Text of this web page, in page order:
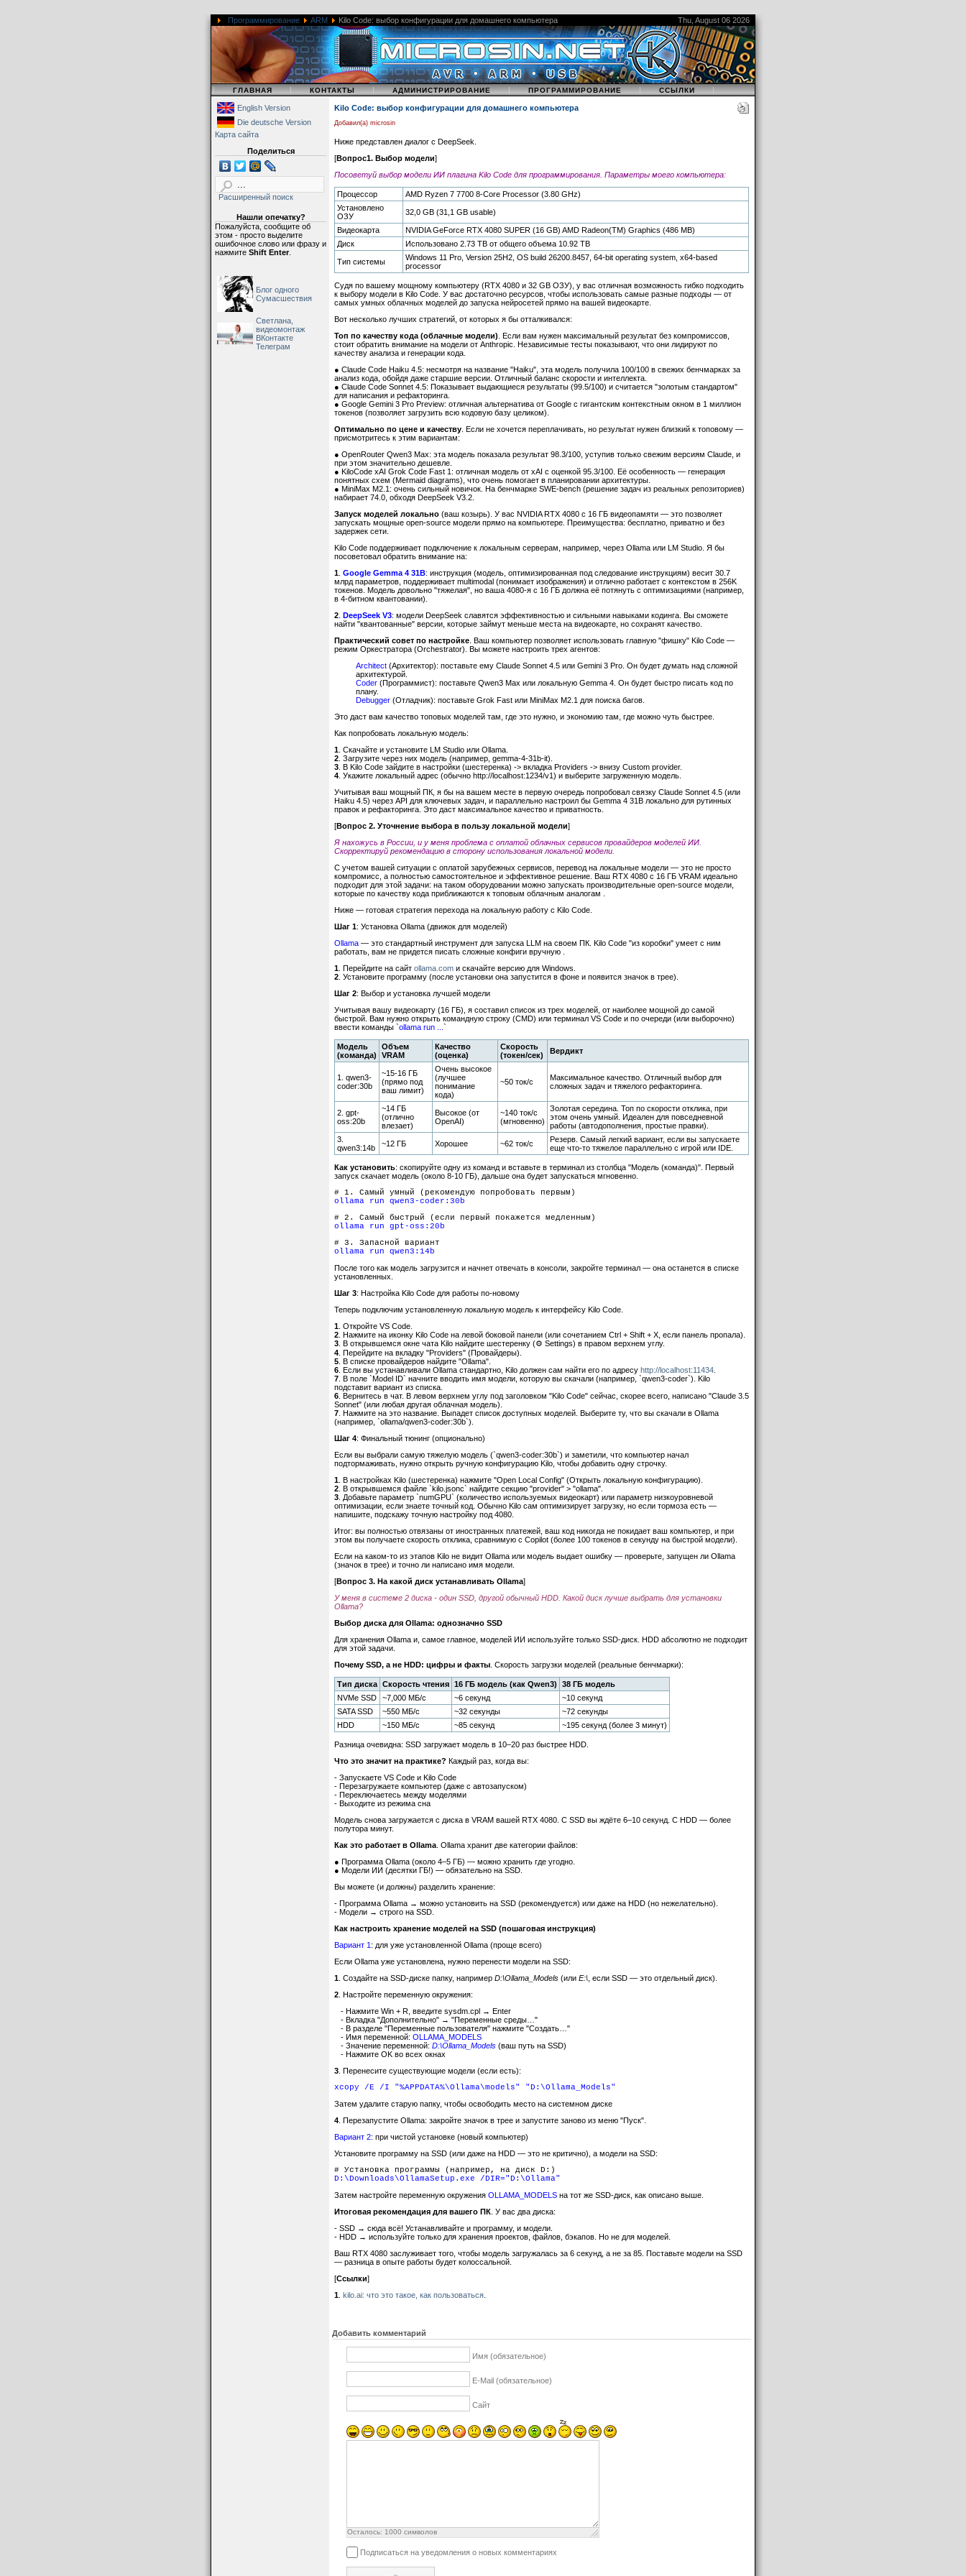
Программирование ARM Kilo Code: выбор конфигурации для домашнего компьютера Thu, August 06 2026
| ГЛАВНАЯ | КОНТАКТЫ | АДМИНИСТРИРОВАНИЕ | ПРОГРАММИРОВАНИЕ | ССЫЛКИ |
English Version
Die deutsche Version
Карта сайта
Поделиться
Расширенный поиск
Нашли опечатку?
Пожалуйста, сообщите об
этом - просто выделите
ошибочное слово или фразу и
нажмите Shift Enter.
Блог одного
Сумасшествия
Светлана,
видеомонтаж
ВКонтакте
Телеграм
Kilo Code: выбор конфигурации для домашнего компьютера
Добавил(а) microsin
Ниже представлен диалог с DeepSeek.
[Вопрос1. Выбор модели]
Посоветуй выбор модели ИИ плагина Kilo Code для программирования. Параметры моего компьютера:
Процессор
AMD Ryzen 7 7700 8-Core Processor (3.80 GHz)
Установлено
ОЗУ
32,0 GB (31,1 GB usable)
Видеокарта
NVIDIA GeForce RTX 4080 SUPER (16 GB) AMD Radeon(TM) Graphics (486 MB)
Диск
Использовано 2.73 TB от общего объема 10.92 TB
Тип системы
Windows 11 Pro, Version 25H2, OS build 26200.8457, 64-bit operating system, x64-based
processor
Судя по вашему мощному компьютеру (RTX 4080 и 32 GB ОЗУ), у вас отличная возможность гибко подходить
к выбору модели в Kilo Code. У вас достаточно ресурсов, чтобы использовать самые разные подходы — от
самых умных облачных моделей до запуска нейросетей прямо на вашей видеокарте.
Вот несколько лучших стратегий, от которых я бы отталкивался:
Топ по качеству кода (облачные модели) . Если вам нужен максимальный результат без компромиссов,
стоит обратить внимание на модели от Anthropic. Независимые тесты показывают, что они лидируют по
качеству анализа и генерации кода.
● Claude Code Haiku 4.5: несмотря на название "Haiku", эта модель получила 100/100 в свежих бенчмарках за
анализ кода, обойдя даже старшие версии. Отличный баланс скорости и интеллекта.
● Claude Code Sonnet 4.5: Показывает выдающиеся результаты (99.5/100) и считается "золотым стандартом"
для написания и рефакторинга.
● Google Gemini 3 Pro Preview: отличная альтернатива от Google с гигантским контекстным окном в 1 миллион
токенов (позволяет загрузить всю кодовую базу целиком).
Оптимально по цене и качеству . Если не хочется переплачивать, но результат нужен близкий к топовому —
присмотритесь к этим вариантам:
● OpenRouter Qwen3 Max: эта модель показала результат 98.3/100, уступив только свежим версиям Claude, и
при этом значительно дешевле.
● KiloCode xAI Grok Code Fast 1: отличная модель от xAI с оценкой 95.3/100. Её особенность — генерация
понятных схем (Mermaid diagrams), что очень помогает в планировании архитектуры.
● MiniMax M2.1: очень сильный новичок. На бенчмарке SWE-bench (решение задач из реальных репозиториев)
набирает 74.0, обходя DeepSeek V3.2.
Запуск моделей локально (ваш козырь). У вас NVIDIA RTX 4080 с 16 ГБ видеопамяти — это позволяет
запускать мощные open-source модели прямо на компьютере. Преимущества: бесплатно, приватно и без
задержек сети.
Kilo Code поддерживает подключение к локальным серверам, например, через Ollama или LM Studio. Я бы
посоветовал обратить внимание на:
1 Google Gemma 4 31B: инструкция (модель, оптимизированная под следование инструкциям) весит 30.7
млрд параметров, поддерживает multimodal (понимает изображения) и отлично работает с контекстом в 256K
токенов. Модель довольно "тяжелая", но ваша 4080-я с 16 ГБ должна её потянуть с оптимизациями (например,
в 4-битном квантовании).
2 DeepSeek V3: модели DeepSeek славятся эффективностью и сильными навыками кодинга. Вы сможете
найти "квантованные" версии, которые займут меньше места на видеокарте, но сохранят качество.
Практический совет по настройке . Ваш компьютер позволяет использовать главную "фишку" Kilo Code —
режим Оркестратора (Orchestrator). Вы можете настроить трех агентов:
Architect (Архитектор): поставьте ему Claude Sonnet 4.5 или Gemini 3 Pro. Он будет думать над сложной
архитектурой.
Coder (Программист): поставьте Qwen3 Max или локальную Gemma 4. Он будет быстро писать код по
плану.
Debugger (Отладчик): поставьте Grok Fast или MiniMax M2.1 для поиска багов.
Это даст вам качество топовых моделей там, где это нужно, и экономию там, где можно чуть быстрее.
Как попробовать локальную модель:
1 . Скачайте и установите LM Studio или Ollama.
2 . Загрузите через них модель (например, gemma-4-31b-it).
3 . В Kilo Code зайдите в настройки (шестеренка) -> вкладка Providers -> внизу Custom provider.
4 . Укажите локальный адрес (обычно http://localhost:1234/v1) и выберите загруженную модель.
Учитывая ваш мощный ПК, я бы на вашем месте в первую очередь попробовал связку Claude Sonnet 4.5 (или
Haiku 4.5) через API для ключевых задач, и параллельно настроил бы Gemma 4 31B локально для рутинных
правок и рефакторинга. Это даст максимальное качество и приватность.
[Вопрос 2. Уточнение выбора в пользу локальной модели]
Я нахожусь в России, и у меня проблема с оплатой облачных сервисов провайдеров моделей ИИ.
Скорректируй рекомендацию в сторону использования локальной модели.
С учетом вашей ситуации с оплатой зарубежных сервисов, перевод на локальные модели — это не просто
компромисс, а полностью самостоятельное и эффективное решение. Ваш RTX 4080 с 16 ГБ VRAM идеально
подходит для этой задачи: на таком оборудовании можно запускать производительные open-source модели,
которые по качеству кода приближаются к топовым облачным аналогам .
Ниже — готовая стратегия перехода на локальную работу с Kilo Code.
Шаг 1: Установка Ollama (движок для моделей)
Ollama — это стандартный инструмент для запуска LLM на своем ПК. Kilo Code "из коробки" умеет с ним
работать, вам не придется писать сложные конфиги вручную .
1 . Перейдите на сайт ollama.com и скачайте версию для Windows.
2 . Установите программу (после установки она запустится в фоне и появится значок в трее).
Шаг 2: Выбор и установка лучшей модели
Учитывая вашу видеокарту (16 ГБ), я составил список из трех моделей, от наиболее мощной до самой
быстрой. Вам нужно открыть командную строку (CMD) или терминал VS Code и по очереди (или выборочно)
ввести команды `ollama run ... `
Модель
(команда)
Объем
VRAM
Качество
(оценка)
Скорость
(токен/сек)
Вердикт
1. qwen3-
coder:30b
~15-16 ГБ
(прямо под
ваш лимит)
Очень высокое
(лучшее
понимание
кода)
~50 ток/с
Максимальное качество. Отличный выбор для
сложных задач и тяжелого рефакторинга.
2. gpt-
oss:20b
~14 ГБ
(отлично
влезает)
Высокое (от
OpenAI)
~140 ток/с
(мгновенно)
Золотая середина. Топ по скорости отклика, при
этом очень умный. Идеален для повседневной
работы (автодополнения, простые правки).
3.
qwen3:14b
~12 ГБ Хорошее ~62 ток/с
Резерв. Самый легкий вариант, если вы запускаете
еще что-то тяжелое параллельно с игрой или IDE.
Как установить: скопируйте одну из команд и вставьте в терминал из столбца "Модель (команда)". Первый
запуск скачает модель (около 8-10 ГБ), дальше она будет запускаться мгновенно.
# 1. Самый умный (рекомендую попробовать первым)
ollama run qwen3-coder:30b
# 2. Самый быстрый (если первый покажется медленным)
ollama run gpt-oss:20b
# 3. Запасной вариант
ollama run qwen3:14b
После того как модель загрузится и начнет отвечать в консоли, закройте терминал — она останется в списке
установленных.
Шаг 3: Настройка Kilo Code для работы по-новому
Теперь подключим установленную локальную модель к интерфейсу Kilo Code.
1 . Откройте VS Code.
2 . Нажмите на иконку Kilo Code на левой боковой панели (или сочетанием Ctrl + Shift + X, если панель пропала).
3 . В открывшемся окне чата Kilo найдите шестеренку (⚙️ Settings) в правом верхнем углу.
4 . Перейдите на вкладку "Providers" (Провайдеры).
5 . В списке провайдеров найдите "Ollama".
6 . Если вы устанавливали Ollama стандартно, Kilo должен сам найти его по адресу http://localhost:11434
7 . В поле `Model ID` начните вводить имя модели, которую вы скачали (например, `qwen3-coder`). Kilo
подставит вариант из списка.
6 . Вернитесь в чат. В левом верхнем углу под заголовком "Kilo Code" сейчас, скорее всего, написано "Claude 3.5
Sonnet" (или любая другая облачная модель).
7 . Нажмите на это название. Выпадет список доступных моделей. Выберите ту, что вы скачали в Ollama
(например, `ollama/qwen3-coder:30b`).
Шаг 4: Финальный тюнинг (опционально)
Если вы выбрали самую тяжелую модель (`qwen3-coder:30b`) и заметили, что компьютер начал
подтормаживать, нужно открыть ручную конфигурацию Kilo, чтобы добавить одну строчку.
1 . В настройках Kilo (шестеренка) нажмите "Open Local Config" (Открыть локальную конфигурацию).
2 . В открывшемся файле `kilo.jsonc` найдите секцию "provider" > "ollama".
3 . Добавьте параметр `numGPU` (количество используемых видеокарт) или параметр низкоуровневой
оптимизации, если знаете точный код. Обычно Kilo сам оптимизирует загрузку, но если тормоза есть —
напишите, подскажу точную настройку под 4080.
Итог: вы полностью отвязаны от иностранных платежей, ваш код никогда не покидает ваш компьютер, и при
этом вы получаете скорость отклика, сравнимую с Copilot (более 100 токенов в секунду на быстрой модели).
Если на каком-то из этапов Kilo не видит Ollama или модель выдает ошибку — проверьте, запущен ли Ollama
(значок в трее) и точно ли написано имя модели.
[Вопрос 3. На какой диск устанавливать Ollama]
У меня в системе 2 диска - один SSD, другой обычный HDD. Какой диск лучше выбрать для установки
Ollama?
Выбор диска для Ollama: однозначно SSD
Для хранения Ollama и, самое главное, моделей ИИ используйте только SSD-диск. HDD абсолютно не подходит
для этой задачи.
Почему SSD, а не HDD: цифры и факты . Скорость загрузки моделей (реальные бенчмарки):
Тип диска Скорость чтения 16 ГБ модель (как Qwen3)
38 ГБ модель
NVMe SSD
~7,000 МБ/с ~6 секунд
~10 секунд
SATA SSD
~550 МБ/с ~32 секунды
~72 секунды
HDD
~150 МБ/с ~85 секунд ~195 секунд (более 3 минут)
Разница очевидна: SSD загружает модель в 10–20 раз быстрее HDD.
Что это значит на практике? Каждый раз, когда вы:
- Запускаете VS Code и Kilo Code
- Перезагружаете компьютер (даже с автозапуском)
- Переключаетесь между моделями
- Выходите из режима сна
Модель снова загружается с диска в VRAM вашей RTX 4080. С SSD вы ждёте 6–10 секунд. С HDD — более
полутора минут.
Как это работает в Ollama . Ollama хранит две категории файлов:
● Программа Ollama (около 4–5 ГБ) — можно хранить где угодно.
● Модели ИИ (десятки ГБ!) — обязательно на SSD.
Вы можете (и должны) разделить хранение:
- Программа Ollama → можно установить на SSD (рекомендуется) или даже на HDD (но нежелательно).
- Модели → строго на SSD.
Как настроить хранение моделей на SSD (пошаговая инструкция)
Вариант 1 : для уже установленной Ollama (проще всего)
Если Ollama уже установлена, нужно перенести модели на SSD:
1 . Создайте на SSD-диске папку, например D:\Ollama_Models (или E:\ , если SSD — это отдельный диск).
2 . Настройте переменную окружения:
- Нажмите Win + R, введите sysdm.cpl → Enter
- Вкладка "Дополнительно" → "Переменные среды…"
- В разделе "Переменные пользователя" нажмите "Создать…"
- Имя переменной: OLLAMA_MODELS
- Значение переменной: D:\Ollama_Models (ваш путь на SSD)
- Нажмите OK во всех окнах
3 . Перенесите существующие модели (если есть):
xcopy /E /I "%APPDATA%\Ollama\models" "D:\Ollama_Models"
Затем удалите старую папку, чтобы освободить место на системном диске
4 . Перезапустите Ollama: закройте значок в трее и запустите заново из меню "Пуск".
Вариант 2: при чистой установке (новый компьютер)
Установите программу на SSD (или даже на HDD — это не критично), а модели на SSD:
# Установка программы (например, на диск D:)
D:\Downloads\OllamaSetup.exe /DIR="D:\Ollama"
Затем настройте переменную окружения OLLAMA_MODELS на тот же SSD-диск, как описано выше.
Итоговая рекомендация для вашего ПК . У вас два диска:
- SSD → сюда всё! Устанавливайте и программу, и модели.
- HDD → используйте только для хранения проектов, файлов, бэкапов. Но не для моделей.
Ваш RTX 4080 заслуживает того, чтобы модель загружалась за 6 секунд, а не за 85. Поставьте модели на SSD
— разница в опыте работы будет колоссальной.
[Ссылки]
1 kilo.ai: что это такое, как пользоваться
Добавить комментарий
Имя (обязательное)
E-Mail (обязательное)
Сайт
Осталось: 1000 символов
Подписаться на уведомления о новых комментариях